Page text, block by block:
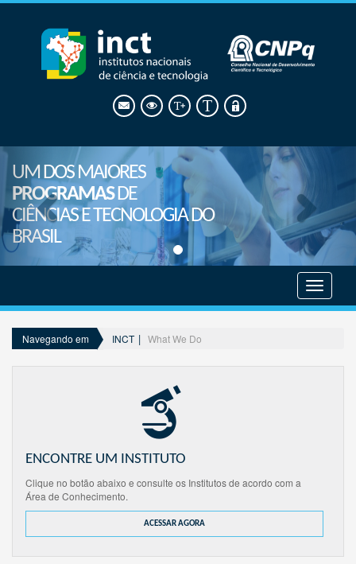
UM DOS MAIORES
PROGRAMASDE
CIÊNCIAS E TECNOLOGIA DO
BRASIL
menu
Navegando em INCT What We Do
ENCONTRE UM INSTITUTO
Clique no botão abaixo e consulte os Institutos de acordo com a
Área de Conhecimento.
ACESSAR AGORA